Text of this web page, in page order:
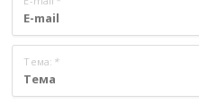
Тема: *